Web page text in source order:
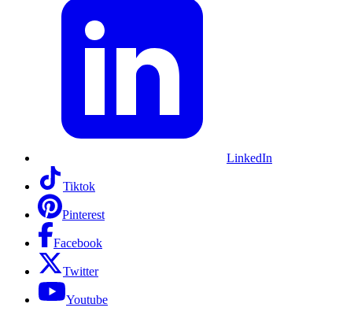
LinkedIn
Tiktok
Pinterest
Facebook
Twitter
Youtube